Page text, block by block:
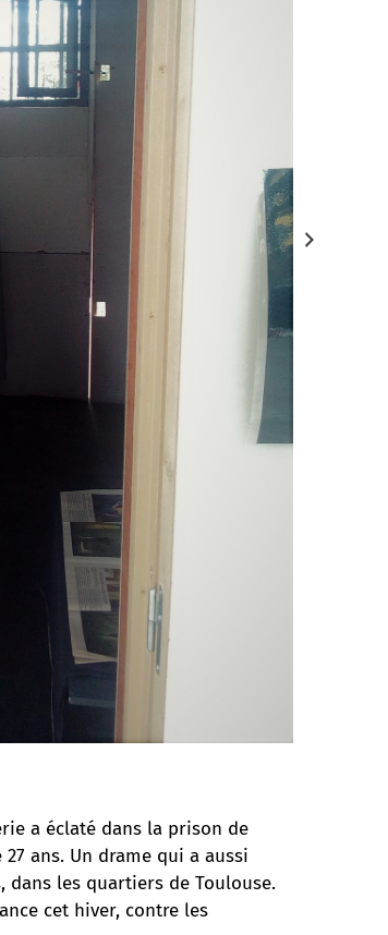
a éclaté dans la prison de
ans. Un drame qui a aussi
dans les quartiers de Toulouse.
cet hiver, contre les